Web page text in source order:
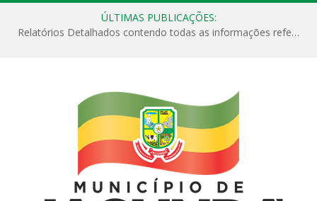
ÚLTIMAS PUBLICAÇÕES:
Relatórios Detalhados contendo todas as informações referentes a execução de recursos destinados ao fomento de projetos culturais no Município de Jacundá entre os anos de 2022 ao presente ano de 2026.